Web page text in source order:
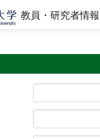
教員・研究者情報